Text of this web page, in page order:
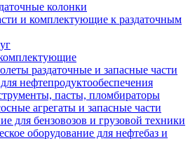
колонки
и комплектующие к раздаточным
раздаточные и запасные части
нефтепродуктообеспечения
пасты, пломбираторы
агрегаты и запасные части
для бензовозов и грузовой техники
оборудование для нефтебаз и